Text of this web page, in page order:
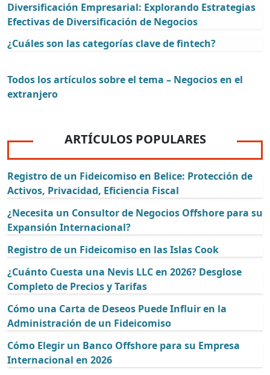
Diversificación Empresarial: Explorando Estrategias
Efectivas de Diversificación de Negocios
¿Cuáles son las categorías clave de fintech?
Todos los artículos sobre el tema – Negocios en el
extranjero
ARTÍCULOS POPULARES
Registro de un Fideicomiso en Belice: Protección de
Activos, Privacidad, Eficiencia Fiscal
¿Necesita un Consultor de Negocios Offshore para su
Expansión Internacional?
Registro de un Fideicomiso en las Islas Cook
¿Cuánto Cuesta una Nevis LLC en 2026? Desglose
Completo de Precios y Tarifas
Cómo una Carta de Deseos Puede Influir en la
Administración de un Fideicomiso
Cómo Elegir un Banco Offshore para su Empresa
Internacional en 2026